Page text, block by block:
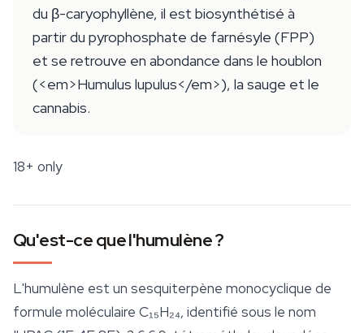
du β-caryophyllène, il est biosynthétisé à
partir du pyrophosphate de farnésyle (FPP)
et se retrouve en abondance dans le houblon
(<em>Humulus lupulus</em>), la sauge et le
cannabis.
18+ only
Qu'est-ce que l'humulène ?
L'humulène est un sesquiterpène monocyclique de
formule moléculaire C₁₅H₂₄, identifié sous le nom